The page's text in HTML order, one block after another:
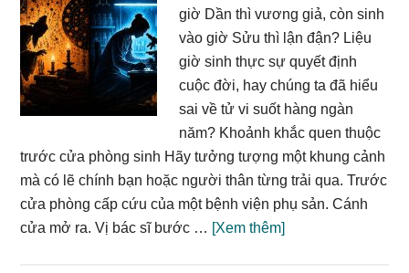
giờ Dần thì vương giả, còn sinh
vào giờ Sửu thì lận đận? Liệu
giờ sinh thực sự quyết định
cuộc đời, hay chúng ta đã hiểu
sai về tử vi suốt hàng ngàn
năm? Khoảnh khắc quen thuộc
trước cửa phòng sinh Hãy tưởng tượng một khung cảnh
mà có lẽ chính bạn hoặc người thân từng trải qua. Trước
cửa phòng cấp cứu của một bệnh viện phụ sản. Cánh
cửa mở ra. Vị bác sĩ bước … [Xem thêm]about